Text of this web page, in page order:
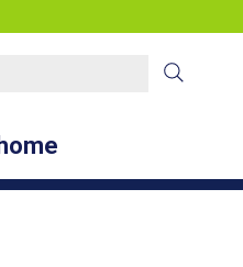
home